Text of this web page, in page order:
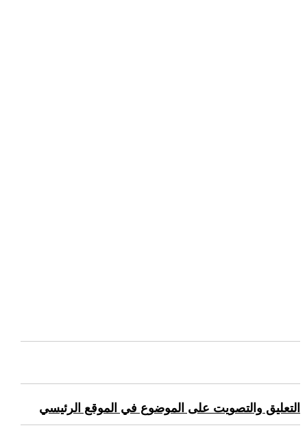
التعليق والتصويت على الموضوع في الموقع الرئيسي